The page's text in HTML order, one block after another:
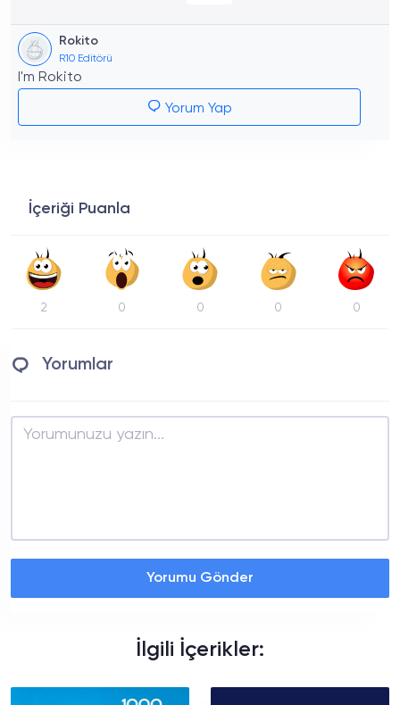
Rokito
R10 Editörü
I'm Rokito
Yorum Yap
İçeriği Puanla
2 0 0 0 0
Yorumlar
Yorumu Gönder
İlgili İçerikler: